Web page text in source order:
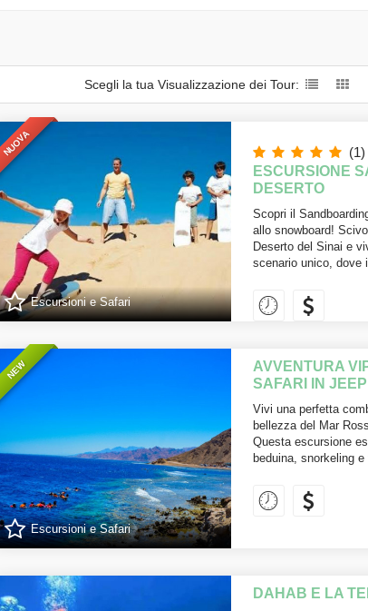
Scegli la tua Visualizzazione dei Tour:
NUOVA
Escursioni e Safari
(1)
ESCURSIONE
DESERTO
Scopri il
allo snowboard!
Deserto del Sinai e
scenario unico, dove
NEW
Escursioni e Safari
AVVENTURA
SAFARI IN
Vivi una perfetta
bellezza del Mar
Questa escursione
beduina, snorkeling
DAHAB E LA